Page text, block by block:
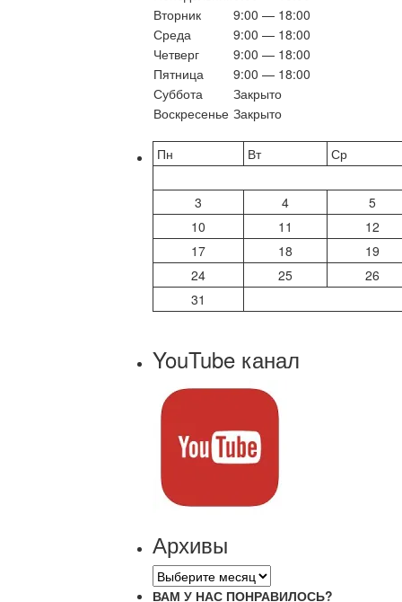
Вторник
9:00 — 18:00
Среда
9:00 — 18:00
Четверг
9:00 — 18:00
Пятница
9:00 — 18:00
Суббота
Закрыто
Воскресенье Закрыто
Пн Вт Ср
3 4
5
10
11
12
17
18
19
24
25
26
31
YouTube канал
Архивы
Архивы
ВАМ У НАС ПОНРАВИЛОСЬ?